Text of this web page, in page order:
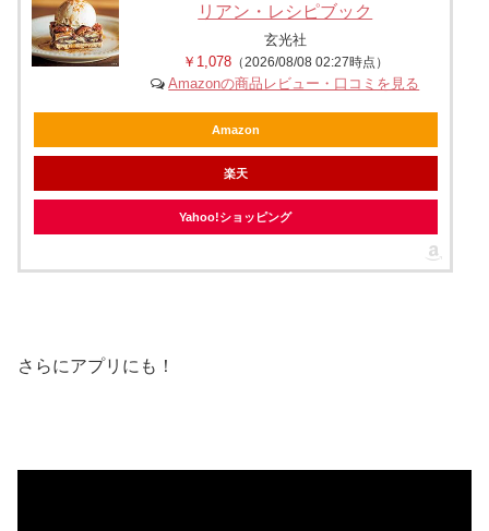
リアン・レシピブック
玄光社
￥1,078（2026/08/08 02:27時点）
Amazonの商品レビュー・口コミを見る
Amazon
楽天
Yahoo!ショッピング
さらにアプリにも！